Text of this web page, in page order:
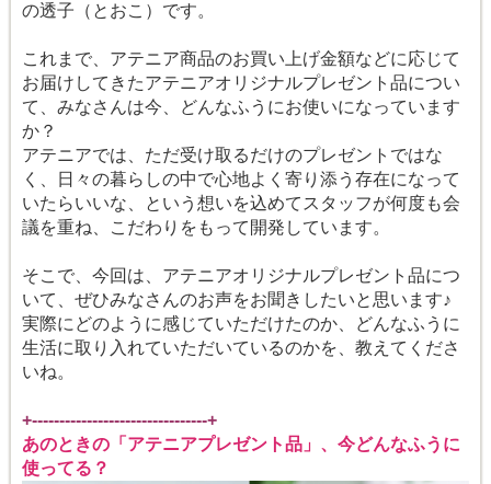
の透子（とおこ）です。
これまで、アテニア商品のお買い上げ金額などに応じて
お届けしてきたアテニアオリジナルプレゼント品につい
て、みなさんは今、どんなふうにお使いになっています
か？
アテニアでは、ただ受け取るだけのプレゼントではな
く、日々の暮らしの中で心地よく寄り添う存在になって
いたらいいな、という想いを込めてスタッフが何度も会
議を重ね、こだわりをもって開発しています。
そこで、今回は、アテニアオリジナルプレゼント品につ
いて、ぜひみなさんのお声をお聞きしたいと思います♪
実際にどのように感じていただけたのか、どんなふうに
生活に取り入れていただいているのかを、教えてくださ
いね。
+--------------------------------+
あのときの「アテニアプレゼント品」、今どんなふうに
使ってる？